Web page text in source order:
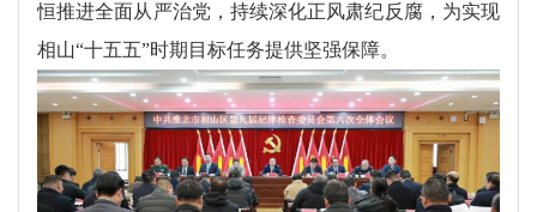
恒推进全面从严治党，持续深化正风肃纪反腐，为实现
相山“十五五”时期目标任务提供坚强保障。